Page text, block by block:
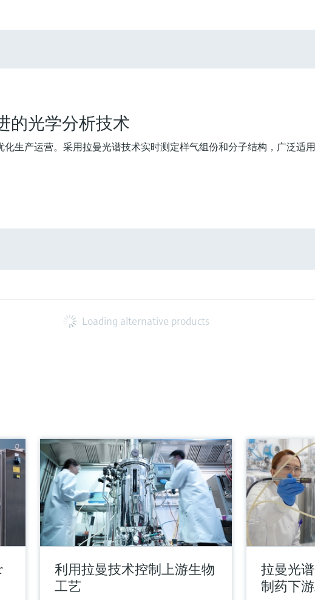
的光学分析技术
生产运营。采用拉曼光谱技术实时测定样气组份和分子结构，广泛适
Loading alternative products
利用拉曼技术控制上游生物
工艺
拉曼光
制药下